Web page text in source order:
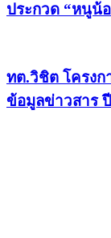
ประกวด “หนูน้
ทต.วิชิต โครงก
ข้อมูลข่าวสาร